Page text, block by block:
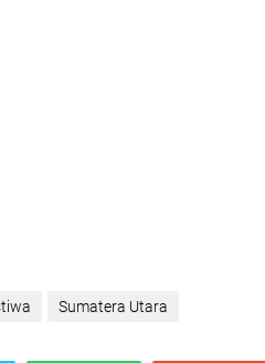
Sumatera Utara